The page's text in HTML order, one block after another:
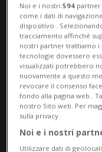
PIOTTA
Noi e i nostri594 partner
come i dati di
dispositivo .
tracciamento affinché
nostri partner trattiamo i
tecnologie dovessero
visualizzati potrebbero
nuovamente a questo
revocare il consenso
fondo alla pagina web..
nostro Sito web. Per
sulla privacy.
Noi e i nostri
Utilizzare dati di